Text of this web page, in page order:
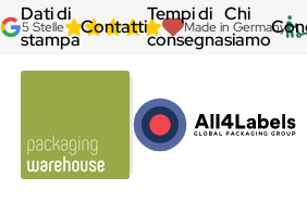
5 Stelle Made in Germany
Dati di
stampa
Contatti
Tempi di
consegna
Chi
siamo